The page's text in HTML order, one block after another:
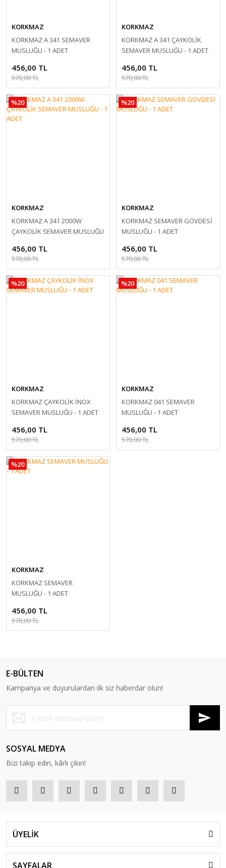
KORKMAZ
KORKMAZ A 341 SEMAVER
MUSLUĞU - 1 ADET
456,00 TL
570,00 TL
KORKMAZ
KORKMAZ A 341 ÇAYKOLİK
SEMAVER MUSLUĞU - 1 ADET
456,00 TL
570,00 TL
%20
KORKMAZ
KORKMAZ A 341 2000W
ÇAYKOLİK SEMAVER MUSLUĞU
456,00 TL
570,00 TL
%20
KORKMAZ
KORKMAZ SEMAVER GÖVDESİ
MUSLUĞU - 1 ADET
456,00 TL
570,00 TL
%20
KORKMAZ
KORKMAZ ÇAYKOLİK İNOX
SEMAVER MUSLUĞU - 1 ADET
456,00 TL
570,00 TL
%20
KORKMAZ
KORKMAZ 041 SEMAVER
MUSLUĞU - 1 ADET
456,00 TL
570,00 TL
%20
KORKMAZ
KORKMAZ SEMAVER
MUSLUĞU - 1 ADET
456,00 TL
570,00 TL
E-BÜLTEN
Kampanya ve duyurulardan ilk siz haberdar olun!
SOSYAL MEDYA
Bizi takip edin, kârlı çıkın!
ÜYELİK
SAYFALAR